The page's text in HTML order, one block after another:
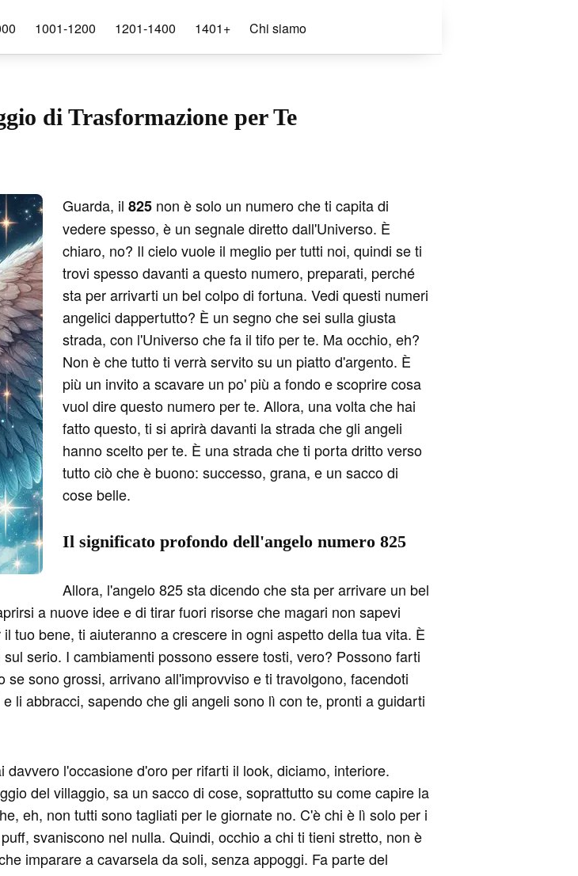
1001-1200 1201-1400 1401+ Chi siamo
di Trasformazione per Te
Guarda, il 825 non è solo un numero che ti capita di
vedere spesso, è un segnale diretto dall'Universo. È
chiaro, no? Il cielo vuole il meglio per tutti noi, quindi se ti
trovi spesso davanti a questo numero, preparati, perché
sta per arrivarti un bel colpo di fortuna. Vedi questi numeri
angelici dappertutto? È un segno che sei sulla giusta
strada, con l'Universo che fa il tifo per te. Ma occhio, eh?
Non è che tutto ti verrà servito su un piatto d'argento. È
più un invito a scavare un po' più a fondo e scoprire cosa
vuol dire questo numero per te. Allora, una volta che hai
fatto questo, ti si aprirà davanti la strada che gli angeli
hanno scelto per te. È una strada che ti porta dritto verso
tutto ciò che è buono: successo, grana, e un sacco di
cose belle.
Il significato profondo dell'angelo numero 825
Allora, l'angelo 825 sta dicendo che sta per arrivare un bel
a nuove idee e di tirar fuori risorse che magari non sapevi
tuo bene, ti aiuteranno a crescere in ogni aspetto della tua vita. È
serio. I cambiamenti possono essere tosti, vero? Possono farti
sono grossi, arrivano all'improvviso e ti travolgono, facendoti
li abbracci, sapendo che gli angeli sono lì con te, pronti a guidarti
l'occasione d'oro per rifarti il look, diciamo, interiore.
del villaggio, sa un sacco di cose, soprattutto su come capire la
eh, non tutti sono tagliati per le giornate no. C'è chi è lì solo per i
svaniscono nel nulla. Quindi, occhio a chi ti tieni stretto, non è
imparare a cavarsela da soli, senza appoggi. Fa parte del